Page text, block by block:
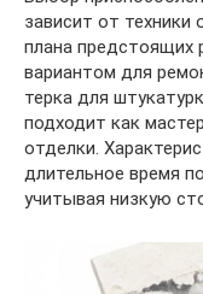
зависит от техники
плана предстоящих
вариантом для
терка для
подходит как
отделки.
длительное время
учитывая низкую